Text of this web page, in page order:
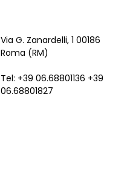
Via G. Zanardelli, 1 00186
Roma (RM)
Tel: +39 06.68801136 +39
06.68801827